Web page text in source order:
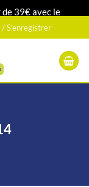
39€ avec le
48H
S’enregistrer